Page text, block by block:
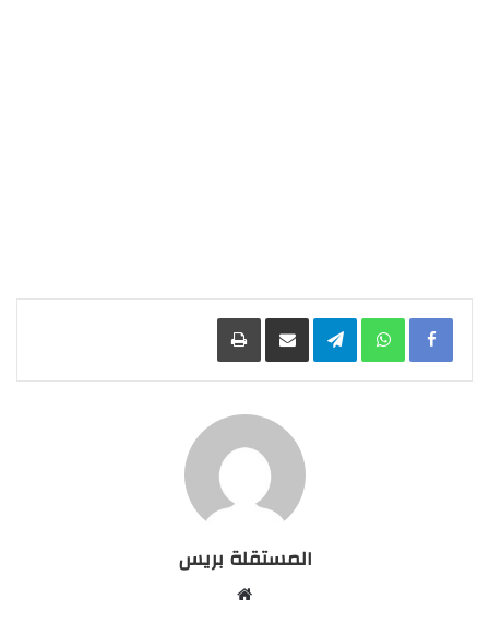
Facebook
WhatsApp
Telegramمشاركة عبر البريد طباعة
المستقلة بريس